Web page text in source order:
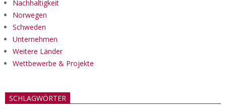
Nachhaltigkeit
Norwegen
Schweden
Unternehmen
Weitere Länder
Wettbewerbe & Projekte
SCHLAGWÖRTER